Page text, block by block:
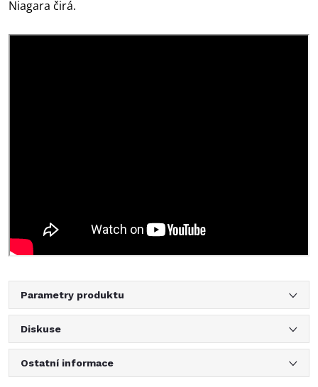
Niagara čirá.
Parametry produktu
Diskuse
Ostatní informace